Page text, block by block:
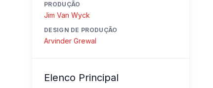
PRODUÇÃO
Jim Van Wyck
DESIGN DE PRODUÇÃO
Arvinder Grewal
Elenco Principal